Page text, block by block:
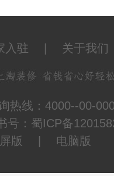
入驻 关于我们
热线：4000--00-
号：蜀ICP备
版
电脑版